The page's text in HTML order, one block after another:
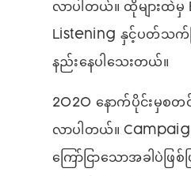
လာပါတယ်။ ထိုများထဲမှ
Listening နှင့်ပတ်သက်
နည်းနေပါသေးတယ်။
2020 နောက်ပိုင်းမှစတင်
လာပါတယ်။
ကြော်ငြာသောအခါပဲဖ